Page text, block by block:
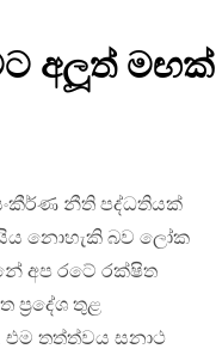
අලූත් මඟක්
නීති පද්ධතියක්
නොහැකි බව ලෝක
අප රටේ රක්ෂිත
තුළ
එම තත්ත්වය සනාථ